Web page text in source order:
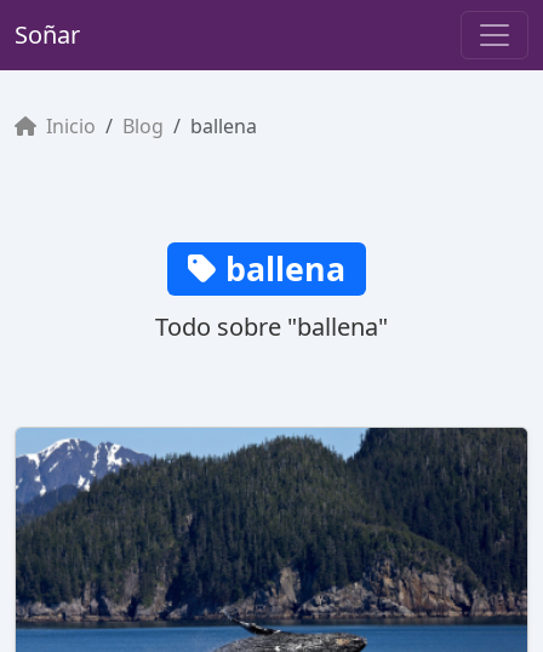
Soñar
Inicio Blog ballena
ballena
Todo sobre "ballena"